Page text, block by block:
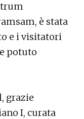
è stata
e i visitatori
potuto
grazie
I, curata